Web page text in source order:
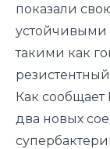
показали
устойчивыми
такими как
Как сообщает
два новых